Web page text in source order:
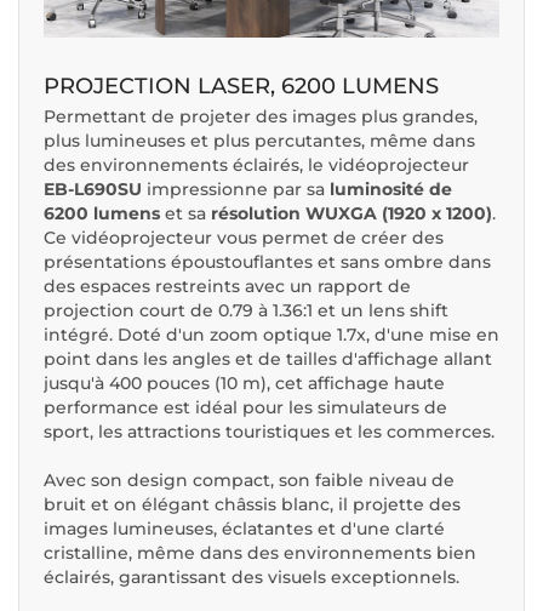
PROJECTION LASER, 6200 LUMENS
Permettant de projeter des images plus grandes,
plus lumineuses et plus percutantes, même dans
des environnements éclairés, le vidéoprojecteur
EB-L690SU impressionne par sa luminosité de
6200 lumens et sa résolution WUXGA (1920 x 1200).
Ce vidéoprojecteur vous permet de créer des
présentations époustouflantes et sans ombre dans
des espaces restreints avec un rapport de
projection court de 0.79 à 1.36:1 et un lens shift
intégré. Doté d'un zoom optique 1.7x, d'une mise en
point dans les angles et de tailles d'affichage allant
jusqu'à 400 pouces (10 m), cet affichage haute
performance est idéal pour les simulateurs de
sport, les attractions touristiques et les commerces.
Avec son design compact, son faible niveau de
bruit et on élégant châssis blanc, il projette des
images lumineuses, éclatantes et d'une clarté
cristalline, même dans des environnements bien
éclairés, garantissant des visuels exceptionnels.